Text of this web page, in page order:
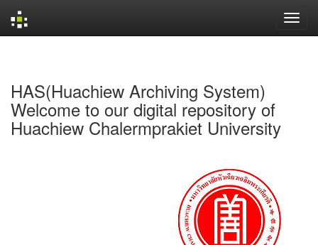
HAS(Huachiew Archiving System)
Welcome to our digital repository of
Huachiew Chalermprakiet University